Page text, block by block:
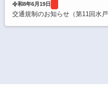
令和8年6月19日
交通規制のお知らせ（第11回水